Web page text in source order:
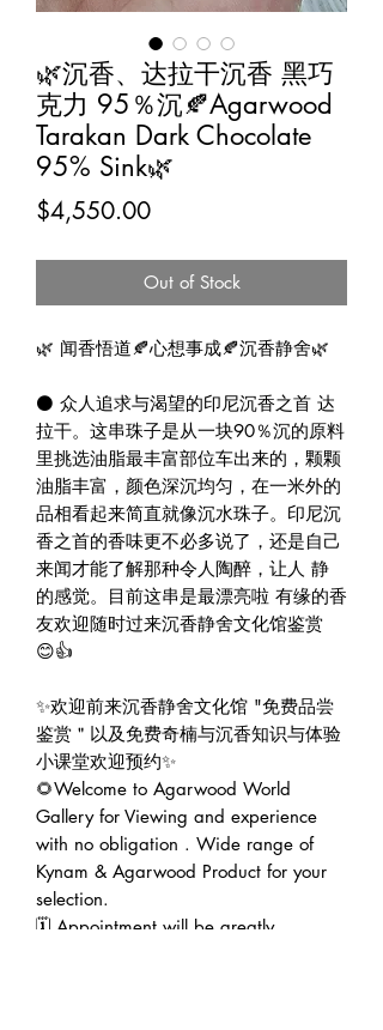
🌿沉香、达拉干沉香 黑巧
克力 95％沉🍂Agarwood
Tarakan Dark Chocolate
95% Sink🌿
$4,550.00Price
Out of Stock
🌿 闻香悟道🍂心想事成🍂沉香静舍🌿
⚫ 众人追求与渴望的印尼沉香之首 达
拉干。这串珠子是从一块90％沉的原料
里挑选油脂最丰富部位车出来的，颗颗
油脂丰富，颜色深沉均匀，在一米外的
品相看起来简直就像沉水珠子。印尼沉
香之首的香味更不必多说了，还是自己
来闻才能了解那种令人陶醉，让人 静
的感觉。目前这串是最漂亮啦 有缘的香
友欢迎随时过来沉香静舍文化馆鉴赏
😊👍
✨欢迎前来沉香静舍文化馆 "免费品尝
鉴赏＂以及免费奇楠与沉香知识与体验
小课堂欢迎预约✨
🌻Welcome to Agarwood World
Gallery for Viewing and experience
with no obligation . Wide range of
Kynam & Agarwood Product for your
selection.
🗓 Appointment will be greatly